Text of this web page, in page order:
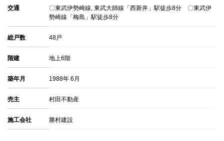
交通
〇東武伊勢崎線, 東武大師線「西新井」駅徒歩8分 〇東武伊
勢崎線「梅島」駅徒歩8分
総戸数 48戸
階建 地上6階
築年月 1988年 6月
売主 村田不動産
施工会社 勝村建設